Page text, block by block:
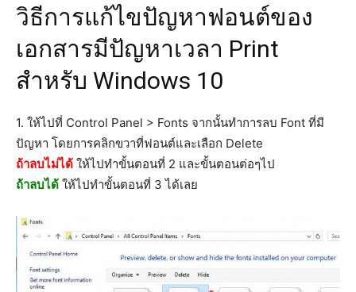
วิธีการแก้ไขปัญหาฟอนต์ของ
เอกสารมีปัญหาเวลา Print
สำหรับ Windows 10
1. ให้ไปที่ Control Panel > Fonts จากนั้นทำการลบ Font ที่มี
ปัญหา โดยการคลิกขวาที่ฟอนต์และเลือก Delete
ถ้าลบไม่ได้ ให้ไปทำขั้นตอนที่ 2 และขั้นตอนต่อๆไป
ถ้าลบได้ ให้ไปทำขั้นตอนที่ 3 ได้เลย